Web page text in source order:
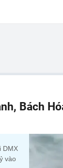
Bách
DMX
vào